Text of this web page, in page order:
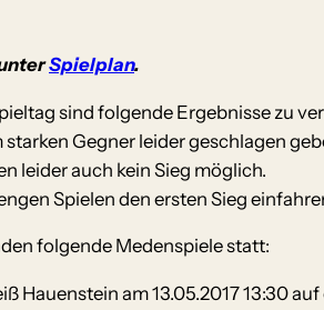
Spielplan.
sind folgende Ergebnisse zu
Gegner leider geschlagen
leider auch kein Sieg möglich.
Spielen den ersten Sieg
folgende Medenspiele statt:
Hauenstein am 13.05.2017 13:30